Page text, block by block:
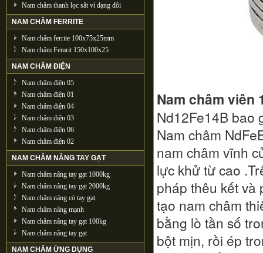
Nam châm thanh lọc sắt vỉ dạng đôi
NAM CHÂM FERRITE
Nam châm ferrite 100x75x25mm
Nam châm Ferarit 150x100x25
NAM CHÂM ĐIỆN
Nam châm điện 05
Nam châm điện 01
Nam châm điện 04
Nam châm điện 03
Nam châm điện 06
Nam châm điện 02
NAM CHÂM NÂNG TAY GẠT
Nam châm nâng tay gạt 1000kg
Nam châm nâng tay gạt 2000kg
Nam châm nâng có tay gạt
Nam châm nâng mạnh
Nam châm nâng tay gạt 100kg
Nam châm nâng tay gạt
NAM CHÂM ỨNG DỤNG
Nam châm viên
Nd12Fe14B bao
Nam châm
nam châm vĩnh
lực khử từ cao
pháp thêu kết và
tạo nam châm
bằng lò tần số
bột mịn, rồi ép